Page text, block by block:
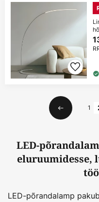
Eelmine
1
LED-
eluruumidesse,
LED-põrandalamp